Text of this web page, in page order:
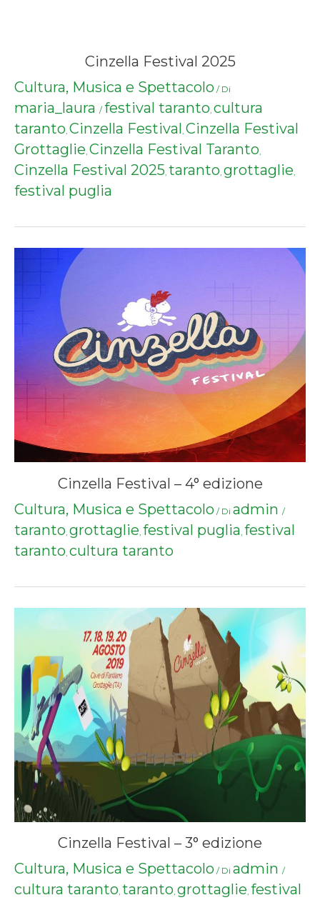
Cinzella Festival 2025
Cultura, Musica e Spettacolo / Di
maria_laura / festival taranto, cultura
taranto, Cinzella Festival , Cinzella Festival
Grottaglie, Cinzella Festival Taranto,
Cinzella Festival 2025, taranto, grottaglie,
festival puglia
Cinzella Festival – 4° edizione
Cultura, Musica e Spettacolo / Di admin /
taranto, grottaglie, festival puglia, festival
taranto, cultura taranto
Cinzella Festival – 3° edizione
Cultura, Musica e Spettacolo / Di admin /
cultura taranto, taranto, grottaglie, festival